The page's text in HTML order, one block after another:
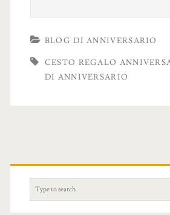
BLOG DI ANNIVERSARIO
CESTO REGALO
DI ANNIVERSARIO
e